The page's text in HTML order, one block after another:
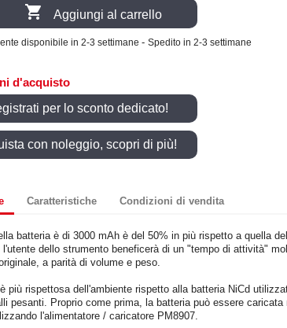
 Aggiungi al carrello
disponibile in 2-3 settimane - Spedito in 2-3 settimane
d'acquisto
per lo sconto dedicato!
con noleggio, scopri di più!
Caratteristiche Condizioni di vendita
batteria è di 3000 mAh è del 50% in più rispetto a quella
l'utente dello strumento beneficerà di un "tempo di attività"
a parità di volume e peso.
è più rispettosa dell'ambiente rispetto alla batteria NiCd
pesanti. Proprio come prima, la batteria può essere
l'alimentatore / caricatore PM8907.